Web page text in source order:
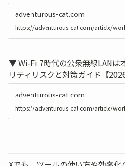
adventurous-cat.com
▼ Wi-Fi 7時代の公衆無線LANは
リティリスクと対策ガイド【
adventurous-cat.com